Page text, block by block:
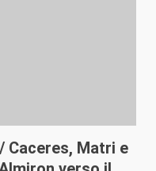
Caceres, Matri e